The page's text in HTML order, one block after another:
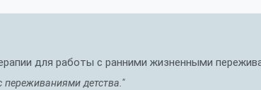
для работы с ранними жизненными
детства."